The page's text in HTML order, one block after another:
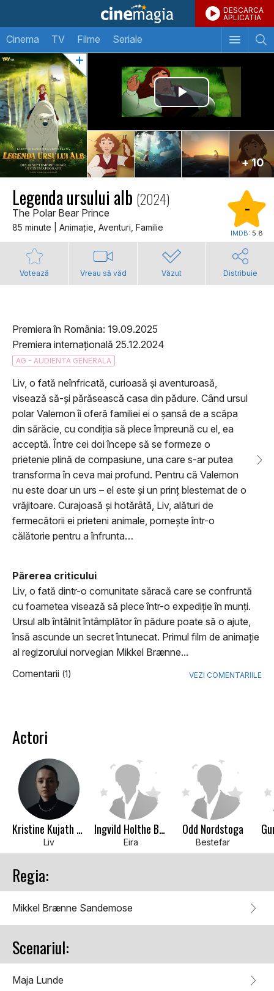
DESCARCA
APLICATIA
Cinema TV Filme Seriale
+ 10
Legenda ursului alb (2024)
The Polar Bear Prince
85 minute | Animaţie, Aventuri, Familie
-
IMDB: 5.8
Votează Vreau să văd Văzut Distribuie
Premiera în România: 19.09.2025
Premiera internațională 25.12.2024
AG - AUDIENTA GENERALA
Liv, o fată neînfricată, curioasă și aventuroasă,
visează să-și părăsească casa din pădure. Când ursul
polar Valemon îi oferă familiei ei o șansă de a scăpa
din sărăcie, cu condiția să plece împreună cu el, ea
acceptă. Între cei doi începe să se formeze o
prietenie plină de compasiune, una care s-ar putea
transforma în ceva mai profund. Pentru că Valemon
nu este doar un urs – el este și un prinț blestemat de o
vrăjitoare. Curajoasă și hotărâtă, Liv, alături de
fermecătorii ei prieteni animale, pornește într-o
călătorie pentru a înfrunta…
Părerea criticului
Liv, o fată dintr-o comunitate săracă care se confruntă
cu foametea visează să plece într-o expediție în munți.
Ursul alb întâlnit întâmplător în pădure poate să o ajute,
însă ascunde un secret întunecat. Primul film de animație
al regizorului norvegian Mikkel Brænne...
Comentarii (1) VEZI COMENTARIILE
Actori
Kristine Kujath Thorp
Liv
Ingvild Holthe Bygdnes
Eira
Odd Nordstoga
Bestefar
Regia:
Mikkel Brænne Sandemose
Scenariul:
Maja Lunde